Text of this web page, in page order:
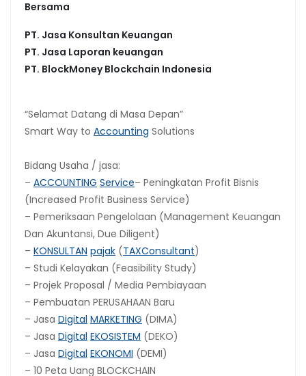
Bersama
PT. Jasa Konsultan Keuangan
PT. Jasa Laporan keuangan
PT. BlockMoney Blockchain Indonesia
“Selamat Datang di Masa Depan”
Smart Way to Accounting Solutions
Bidang Usaha / jasa:
– ACCOUNTING Service– Peningkatan Profit Bisnis
(Increased Profit Business Service)
– Pemeriksaan Pengelolaan (Management Keuangan
Dan Akuntansi, Due Diligent)
– KONSULTAN pajak (TAXConsultant)
– Studi Kelayakan (Feasibility Study)
– Projek Proposal / Media Pembiayaan
– Pembuatan PERUSAHAAN Baru
– Jasa Digital MARKETING (DIMA)
– Jasa Digital EKOSISTEM (DEKO)
– Jasa Digital EKONOMI (DEMI)
– 10 Peta Uang BLOCKCHAIN